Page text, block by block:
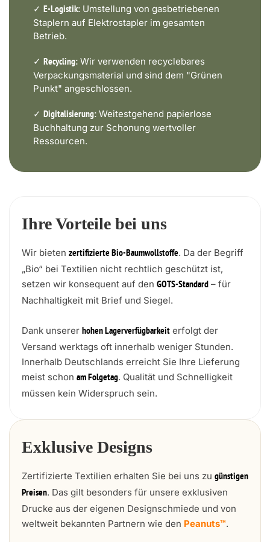
✓ E-Logistik: Umstellung von gasbetriebenen
Staplern auf Elektrostapler im gesamten
Betrieb.
✓ Recycling: Wir verwenden recyclebares
Verpackungsmaterial und sind dem "Grünen
Punkt" angeschlossen.
✓ Digitalisierung: Weitestgehend papierlose
Buchhaltung zur Schonung wertvoller
Ressourcen.
Ihre Vorteile bei uns
Wir bieten zertifizierte Bio-Baumwollstoffe. Da der Begriff
„Bio“ bei Textilien nicht rechtlich geschützt ist,
setzen wir konsequent auf den GOTS-Standard – für
Nachhaltigkeit mit Brief und Siegel.
Dank unserer hohen Lagerverfügbarkeit erfolgt der
Versand werktags oft innerhalb weniger Stunden.
Innerhalb Deutschlands erreicht Sie Ihre Lieferung
meist schon am Folgetag. Qualität und Schnelligkeit
müssen kein Widerspruch sein.
Exklusive Designs
Zertifizierte Textilien erhalten Sie bei uns zu günstigen
Preisen. Das gilt besonders für unsere exklusiven
Drucke aus der eigenen Designschmiede und von
weltweit bekannten Partnern wie den Peanuts™.